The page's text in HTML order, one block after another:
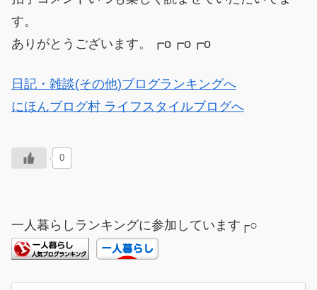
す。
ありがとうございます。┏o┏o┏o
日記・雑談(その他)ブログランキングへ
にほんブログ村 ライフスタイルブログへ
0
一人暮らしランキングに参加しています┌○